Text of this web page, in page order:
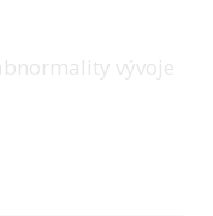
vývoje